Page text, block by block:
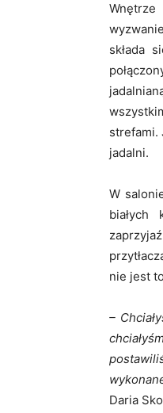
Wnętrze
składa
strefami.
jadalni.
W
białych
nie jest
–
Daria